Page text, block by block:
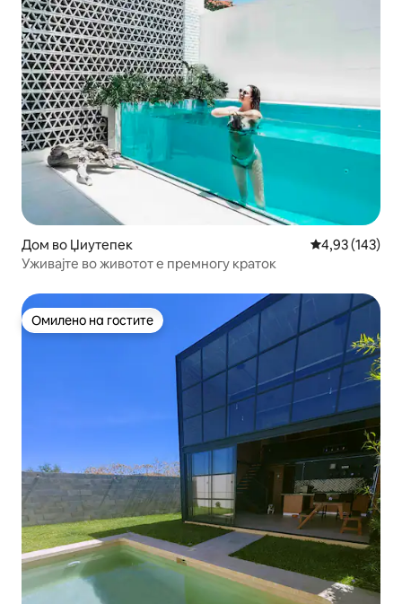
Дом во Џиутепек Просечна
4,93 (143)
Уживајте во животот е премногу краток
Омилено на гостите
Омилено на гостите